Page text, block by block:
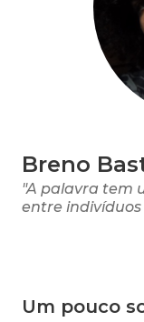
Breno
"A palavra tem
entre indivíduos
Um pouco